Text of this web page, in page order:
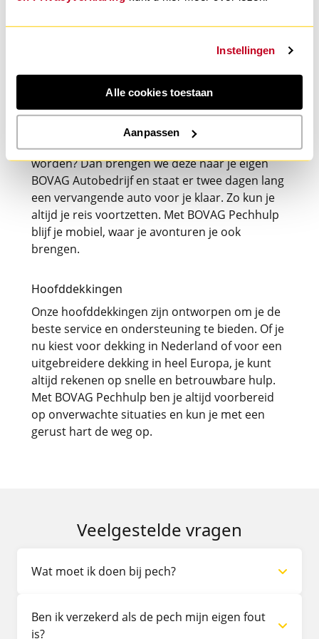
Instellingen
Alle cookies toestaan
Aanpassen
In maar liefst driekwart van de gevallen helpen
we je direct weer op weg. Als je auto niet ter
plekke gerepareerd kan worden, brengen we
deze naar de dichtstbijzijnde locatie. Kan je
auto daar niet binnen één dag gerepareerd
worden? Dan brengen we deze naar je eigen
BOVAG Autobedrijf en staat er twee dagen lang
een vervangende auto voor je klaar. Zo kun je
altijd je reis voortzetten. Met BOVAG Pechhulp
blijf je mobiel, waar je avonturen je ook
brengen.
Hoofddekkingen
Onze hoofddekkingen zijn ontworpen om je de
beste service en ondersteuning te bieden. Of je
nu kiest voor dekking in Nederland of voor een
uitgebreidere dekking in heel Europa, je kunt
altijd rekenen op snelle en betrouwbare hulp.
Met BOVAG Pechhulp ben je altijd voorbereid
op onverwachte situaties en kun je met een
gerust hart de weg op.
Veelgestelde vragen
Wat moet ik doen bij pech?
Pech onderweg? Bel ons 24/7 op 088-4357645
Vanuit het buitenland zijn we bereikbaar via
Ben ik verzekerd als de pech mijn eigen fout
is?